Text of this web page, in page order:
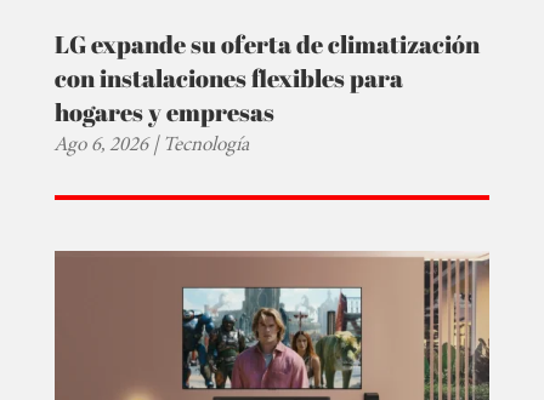
LG expande su oferta de climatización
con instalaciones flexibles para
hogares y empresas
Ago 6, 2026|Tecnología